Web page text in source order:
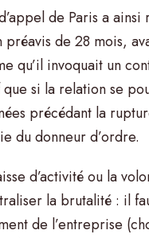
de Paris a ainsi
de 28 mois,
qu’il invoquait un
si la relation se
précédant la
du donneur d’ordre.
d’activité ou la
la brutalité : il
de l’entreprise